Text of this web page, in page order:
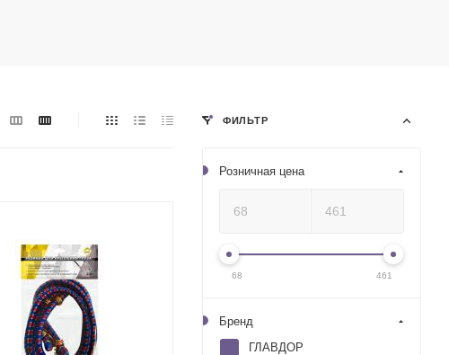
ФИЛЬТР
Розничная цена
68 461
Бренд
ГЛАВДОР